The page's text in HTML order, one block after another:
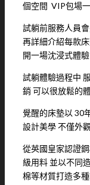
個空間 VIP包場
試躺前服務人員
再詳細介紹每款
開一場沈浸式體驗
試躺體驗過程中
銷 可以很放鬆的
覺醒的床墊以 30
設計美學 不僅外
從英國皇家認證
級用料 並以不同
棉等材質打造多